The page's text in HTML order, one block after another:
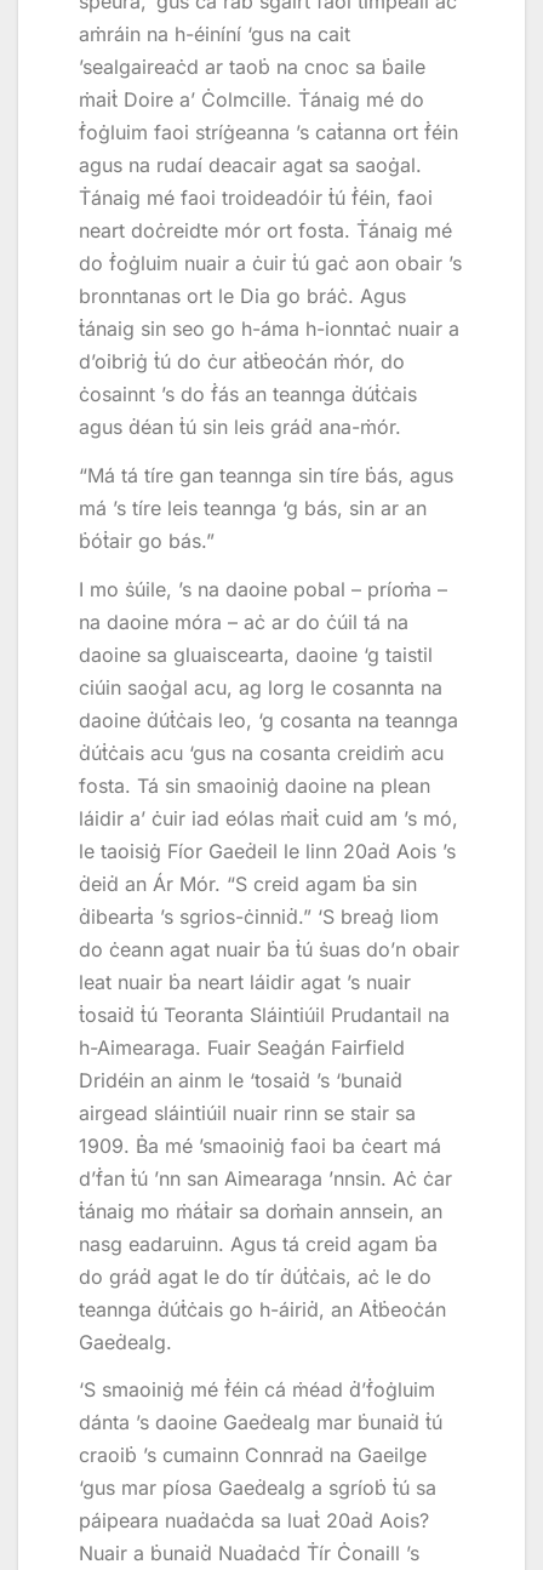
aṁráin na h-éiníní ‘gus na cait
’sealgaireaċd ar taoḃ na cnoc sa ḃaile
ṁaiṫ Doire a’ Ċolmcille. Ṫánaig mé do
ḟoġluim faoi stríġeanna ’s caṫanna ort ḟéin
agus na rudaí deacair agat sa saoġal.
Ṫánaig mé faoi troideadóir ṫú ḟéin, faoi
neart doċreidte mór ort fosta. Ṫánaig mé
do ḟoġluim nuair a ċuir ṫú gaċ aon obair ’s
bronntanas ort le Dia go bráċ. Agus
ṫánaig sin seo go h-áma h-ionntaċ nuair a
d’oibriġ ṫú do ċur aṫḃeoċán ṁór, do
ċosainnt ’s do ḟás an teannga ḋúṫċais
agus ḋéan ṫú sin leis gráḋ ana-ṁór.
“Má tá tíre gan teannga sin tíre ḃás, agus
má ’s tíre leis teannga ‘g bás, sin ar an
ḃóṫair go bás.”
I mo ṡúile, ’s na daoine pobal – príoṁa –
na daoine móra – aċ ar do ċúil tá na
daoine sa gluaiscearta, daoine ‘g taistil
ciúin saoġal acu, ag lorg le cosannta na
daoine ḋúṫċais leo, ‘g cosanta na teannga
ḋúṫċais acu ‘gus na cosanta creidiṁ acu
fosta. Tá sin smaoiniġ daoine na plean
láidir a’ ċuir iad eólas ṁaiṫ cuid am ’s mó,
le taoisiġ Fíor Gaeḋeil le linn 20aḋ Aois ’s
ḋeiḋ an Ár Mór. “S creid agam ḃa sin
ḋibearṫa ’s sgrios-ċinniḋ.” ‘S breaġ liom
do ċeann agat nuair ḃa ṫú ṡuas do’n obair
leat nuair ḃa neart láidir agat ’s nuair
ṫosaiḋ ṫú Teoranta Sláintiúil Prudantail na
h-Aimearaga. Fuair Seaġán Fairfield
Dridéin an ainm le ‘tosaiḋ ’s ‘bunaiḋ
airgead sláintiúil nuair rinn se stair sa
1909. Ḃa mé ’smaoiniġ faoi ba ċeart má
d’ḟan ṫú ’nn san Aimearaga ’nnsin. Aċ ċar
ṫánaig mo ṁáṫair sa doṁain annsein, an
nasg eadaruinn. Agus tá creid agam ḃa
do gráḋ agat le do tír ḋúṫċais, aċ le do
teannga ḋúṫċais go h-áiriḋ, an Aṫḃeoċán
Gaeḋealg.
‘S smaoiniġ mé ḟéin cá ṁéad ḋ’ḟoġluim
dánta ’s daoine Gaeḋealg mar ḃunaiḋ ṫú
craoiḃ ’s cumainn Connraḋ na Gaeilge
‘gus mar píosa Gaeḋealg a sgríoḃ ṫú sa
páipeara nuaḋaċda sa luaṫ 20aḋ Aois?
Nuair a ḃunaiḋ Nuaḋaċd Ṫír Ċonaill ’s